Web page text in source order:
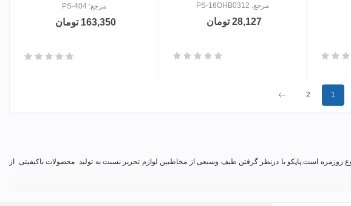
مرجع: PS-16OHB0312
28,127 تومان
مرجع: PS-404
163,350 تومان
1
2 بعدی
روزمره است.پاپکو با درنظر گرفتن طیف وسیعی از مخاطبین لوازم تحریر نسبت به تولید محصولات باکیفیتی از